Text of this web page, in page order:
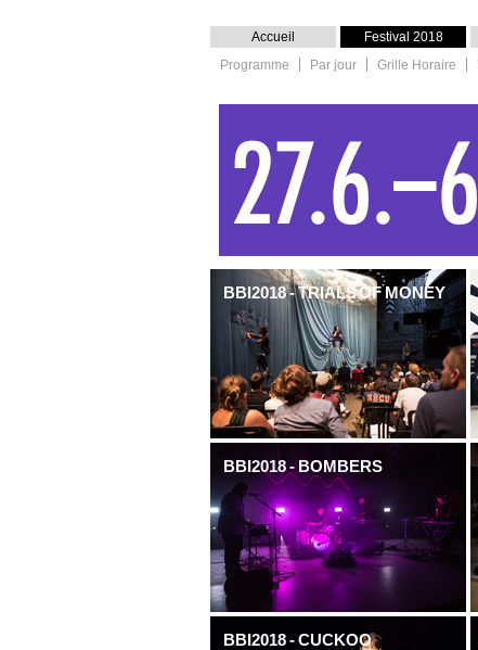
BBI2018 - TRIALS OF MONEY
BBI2018 - BOMBERS
BBI2018 - CUCKOO
Accueil
Festival 2018
Programme
Par jour Grille Horaire